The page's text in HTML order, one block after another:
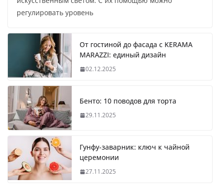
регулировать уровень
От гостиной до фасада с KERAMA
MARAZZI: единый дизайн
02.12.2025
Бенто: 10 поводов для торта
29.11.2025
Гунфу-заварник: ключ к чайной
церемонии
27.11.2025